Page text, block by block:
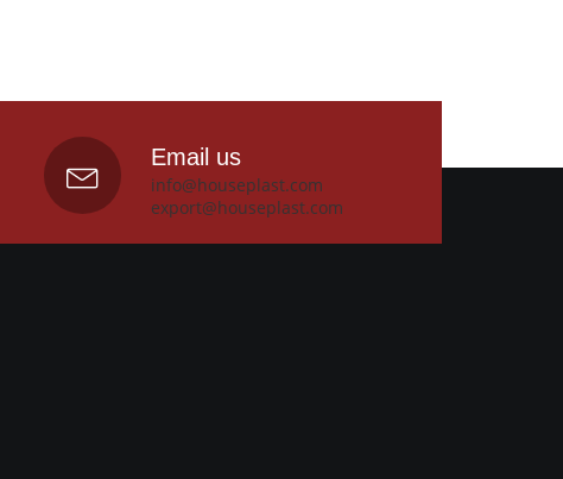
Email us
info@houseplast.com
export@houseplast.com